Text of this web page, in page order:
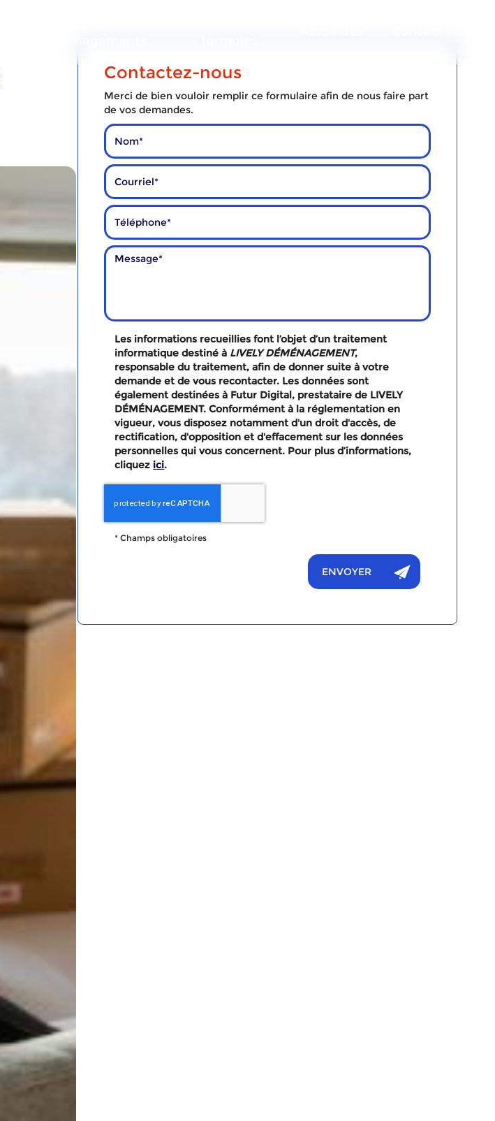
Contactez-nous
Merci de bien vouloir remplir ce formulaire afin de nous faire part
de vos demandes.
Les informations recueillies font l’objet d’un traitement
informatique destiné à LIVELY DÉMÉNAGEMENT,
responsable du traitement, afin de donner suite à votre
demande et de vous recontacter. Les données sont
également destinées à Futur Digital, prestataire de LIVELY
DÉMÉNAGEMENT. Conformément à la réglementation en
vigueur, vous disposez notamment d'un droit d'accès, de
rectification, d'opposition et d'effacement sur les données
personnelles qui vous concernent. Pour plus d’informations,
cliquez ici.
*Champs obligatoires